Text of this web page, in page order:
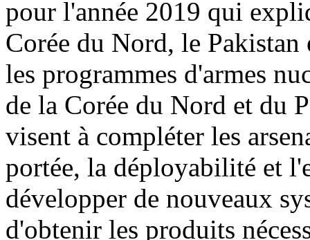
pour l'année 2019 qui
Corée du Nord, le
les programmes d'armes
de la Corée du Nord et du
visent à compléter les
portée, la déployabilité et
développer de nouveaux
d'obtenir les produits